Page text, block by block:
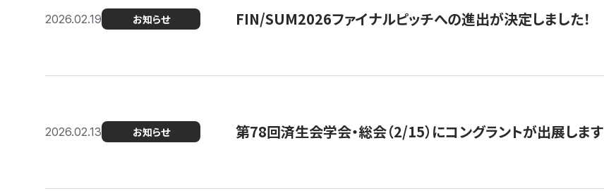
2026.02.19 お知らせ FIN/SUM2026ファイナルピッチへの進出が決定しました！
2026.02.13 お知らせ 第78回済生会学会・総会（2/15）にコングラントが出展します